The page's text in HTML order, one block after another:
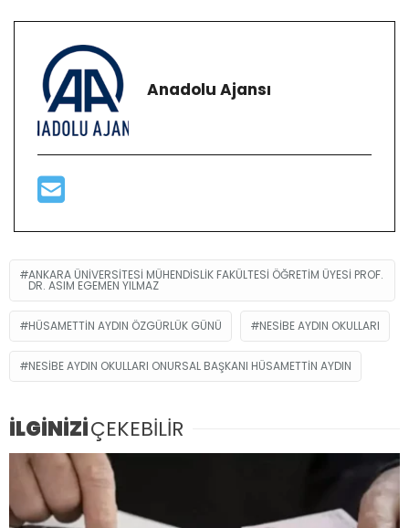
Anadolu Ajansı
ANKARA ÜNIVERSITESI MÜHENDISLIK FAKÜLTESI ÖĞRETIM ÜYESI PROF.
DR. ASIM EGEMEN YILMAZ
HÜSAMETTIN AYDIN ÖZGÜRLÜK GÜNÜ NESIBE AYDIN OKULLARI
NESIBE AYDIN OKULLARI ONURSAL BAŞKANI HÜSAMETTIN AYDIN
İLGİNİZİÇEKEBİLİR